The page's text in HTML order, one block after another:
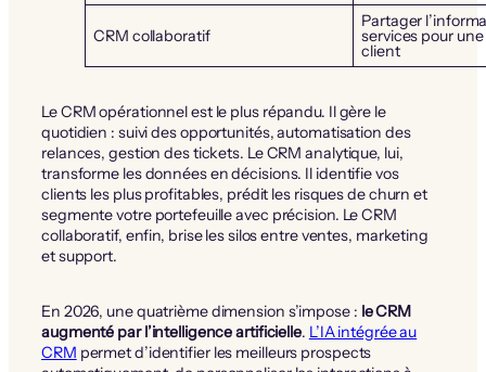
CRM collaboratif
Partager
services pour
client
Le CRM opérationnel est le plus répandu. Il gère le
quotidien : suivi des opportunités, automatisation des
relances, gestion des tickets. Le CRM analytique, lui,
transforme les données en décisions. Il identifie vos
clients les plus profitables, prédit les risques de churn et
segmente votre portefeuille avec précision. Le CRM
collaboratif, enfin, brise les silos entre ventes, marketing
et support.
En 2026, une quatrième dimension s’impose : le CRM
augmenté par l’intelligence artificielle. L’IA intégrée au
CRM permet d’identifier les meilleurs prospects